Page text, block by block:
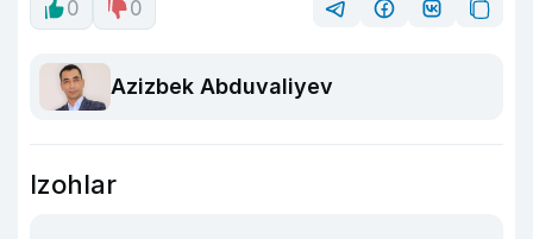
0 0
Azizbek Abduvaliyev
Izohlar